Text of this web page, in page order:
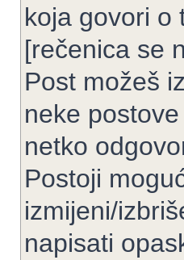
koja govori o
[rečenica se
Post možeš
neke
netko
Postoji
izmijeni/
napisati